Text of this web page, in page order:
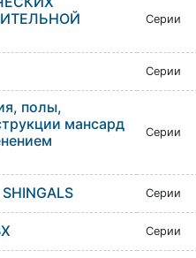
Серии
Серии
полы,
мансард
Серии
Серии
Серии